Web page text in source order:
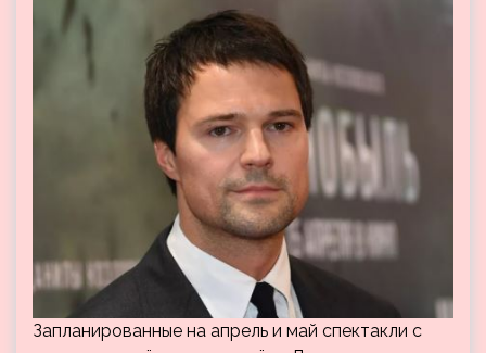
Запланированные на апрель и май спектакли с